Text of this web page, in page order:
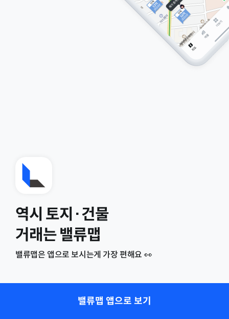
역시 토지·건물
거래는 밸류맵
밸류맵은 앱으로 보시는게 가장 편해요 👀
밸류맵 앱으로 보기